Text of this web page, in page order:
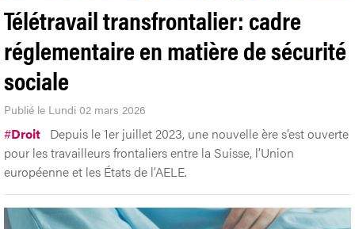
Télétravail transfrontalier: cadre
réglementaire en matière de sécurité
sociale
Publié le Lundi 02 mars 2026
#Droit Depuis le 1er juillet 2023, une nouvelle ère s’est ouverte
pour les travailleurs frontaliers entre la Suisse, l’Union
européenne et les États de l’AELE.